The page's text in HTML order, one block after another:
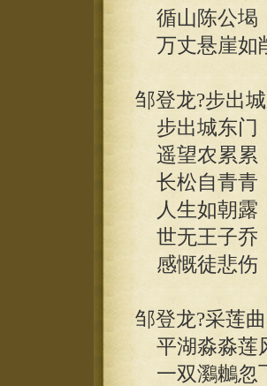
循山陈公堨
万丈悬崖如
邹登龙?步出
步出城东门
遥望农累累
长松自青青
人生如朝露
世无王子乔
感慨徒悲伤
邹登龙?采莲曲
平湖淼淼莲
一双鸂鶒忽